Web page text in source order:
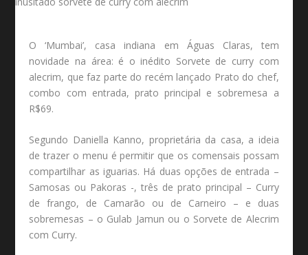
O ‘Mumbai’, casa indiana em Águas Claras, tem
novidade na área: é o inédito Sorvete de curry com
alecrim, que faz parte do recém lançado Prato do chef,
combo com entrada, prato principal e sobremesa a
R$69.
Segundo Daniella Kanno, proprietária da casa, a ideia
de trazer o menu é permitir que os comensais possam
compartilhar as iguarias. Há duas opções de entrada –
Samosas ou Pakoras -, três de prato principal – Curry
de frango, de Camarão ou de Carneiro – e duas
sobremesas – o Gulab Jamun ou o Sorvete de Alecrim
com Curry.